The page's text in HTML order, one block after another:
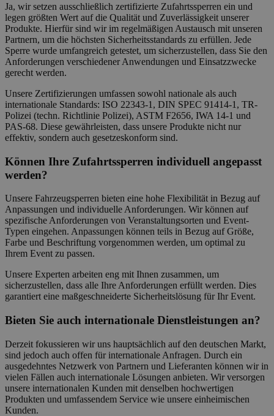
Ja, wir setzen ausschließlich zertifizierte Zufahrtssperren ein und
legen größten Wert auf die Qualität und Zuverlässigkeit unserer
Produkte. Hierfür sind wir im regelmäßigen Austausch mit unseren
Partnern, um die höchsten Sicherheitsstandards zu erfüllen. Jede
Sperre wurde umfangreich getestet, um sicherzustellen, dass Sie den
Anforderungen verschiedener Anwendungen und Einsatzzwecke
gerecht werden.
Unsere Zertifizierungen umfassen sowohl nationale als auch
internationale Standards: ISO 22343-1, DIN SPEC 91414-1, TR-
Polizei (techn. Richtlinie Polizei), ASTM F2656, IWA 14-1 und
PAS-68. Diese gewährleisten, dass unsere Produkte nicht nur
effektiv, sondern auch gesetzeskonform sind.
Können Ihre Zufahrtssperren individuell angepasst
werden?
Unsere Fahrzeugsperren bieten eine hohe Flexibilität in Bezug auf
Anpassungen und individuelle Anforderungen. Wir können auf
spezifische Anforderungen von Veranstaltungsorten und Event-
Typen eingehen. Anpassungen können teils in Bezug auf Größe,
Farbe und Beschriftung vorgenommen werden, um optimal zu
Ihrem Event zu passen.
Unsere Experten arbeiten eng mit Ihnen zusammen, um
sicherzustellen, dass alle Ihre Anforderungen erfüllt werden. Dies
garantiert eine maßgeschneiderte Sicherheitslösung für Ihr Event.
Bieten Sie auch internationale Dienstleistungen an?
Derzeit fokussieren wir uns hauptsächlich auf den deutschen Markt,
sind jedoch auch offen für internationale Anfragen. Durch ein
ausgedehntes Netzwerk von Partnern und Lieferanten können wir in
vielen Fällen auch internationale Lösungen anbieten. Wir versorgen
unsere internationalen Kunden mit denselben hochwertigen
Produkten und umfassendem Service wie unsere einheimischen
Kunden.